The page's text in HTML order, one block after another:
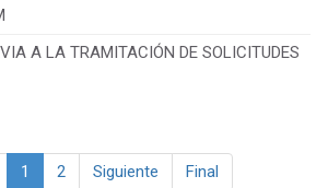
A LA TRAMITACIÓN DE SOLICITUDES
1 2 Siguiente Final